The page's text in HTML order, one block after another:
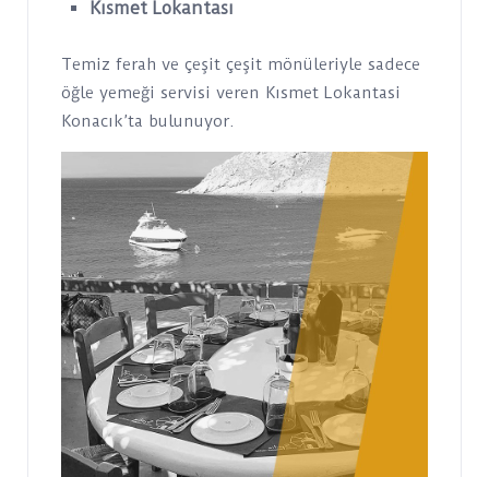
Kısmet Lokantası
Temiz ferah ve çeşit çeşit mönüleriyle sadece
öğle yemeği servisi veren Kısmet Lokantasi
Konacık’ta bulunuyor.